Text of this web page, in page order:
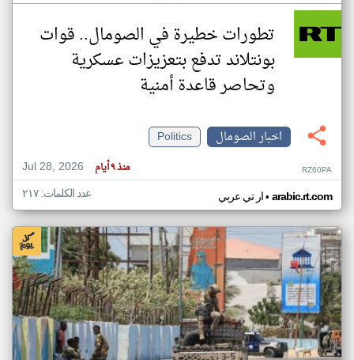
تطورات خطيرة في الصومال.. قوات
بونتلاند تدفع بتعزيزات عسكرية
وتحاصر قاعدة أمنية
اخبار الصومال
Politics
Jul 28, 2026
منذ ٩ أيام RZ60PA
ار تي عربي• arabic.rt.com عدد الكلمات: ٢١٧